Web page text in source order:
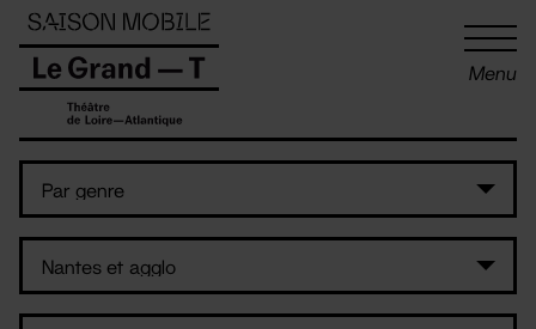
Menu
Panneau de gestion des cookies